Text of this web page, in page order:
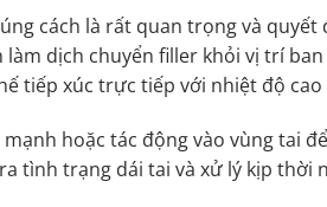
cách là rất quan trọng và
làm dịch chuyển filler khỏi vị trí
tiếp xúc trực tiếp với nhiệt độ
hoặc tác động vào vùng tai
tình trạng dái tai và xử lý kịp thời